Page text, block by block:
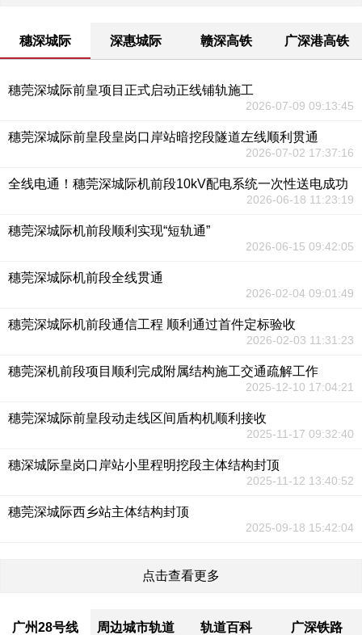
穗深城际 深惠城际 赣深高铁 广深港高铁
穗莞深城际前皇项目正式启动正线铺轨施工
2026-07-09 09:13:45
穗莞深城际前皇段皇岗口岸站暗挖段隧道左线顺利贯通
2026-07-02 17:37:16
全线电通！穗莞深城际机前段10kV配电系统一次性送电成功
2026-06-18 11:23:19
穗莞深城际机前段顺利实现“短轨通”
2026-06-15 09:42:05
穗莞深城际机前段全线贯通
2026-02-04 09:01:49
穗莞深城际机前段通信工程 顺利通过首件定标验收
2026-02-03 11:31:23
穗莞深机前段项目顺利完成附属结构施工交通疏解工作
2025-12-10 17:04:21
穗莞深城际前皇段动走线区间盾构机顺利接收
2025-11-17 09:32:40
穗深城际皇岗口岸站小里程明挖段主体结构封顶
2025-11-12 13:40:52
穗莞深城际西乡站主体结构封顶
2025-09-18 15:42:04
点击查看更多
广州28号线 周边城市轨道 轨道百科 广深铁路